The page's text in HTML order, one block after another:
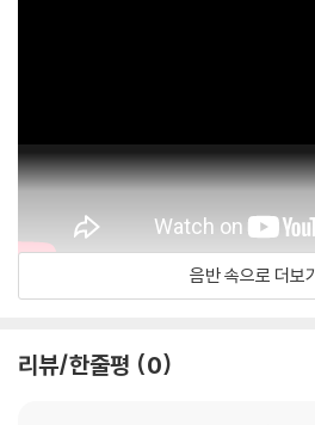
음반 속으로 더보기
리뷰/한줄평 0